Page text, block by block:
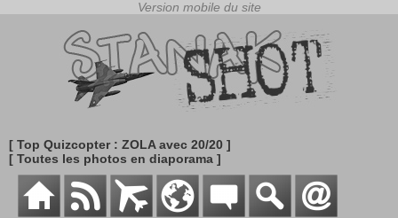
[ Top Quizcopter : ZOLA avec 20/20 ]
[ Toutes les photos en diaporama ]